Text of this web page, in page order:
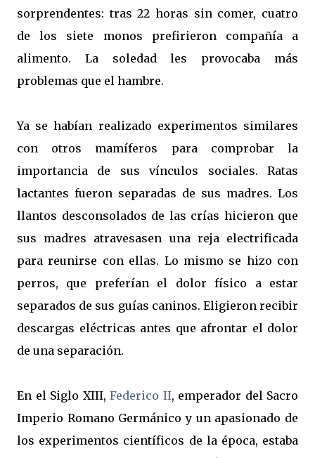
sorprendentes: tras 22 horas sin comer, cuatro
de los siete monos prefirieron compañía a
alimento. La soledad les provocaba más
problemas que el hambre.
Ya se habían realizado experimentos similares
con otros mamíferos para comprobar la
importancia de sus vínculos sociales. Ratas
lactantes fueron separadas de sus madres. Los
llantos desconsolados de las crías hicieron que
sus madres atravesasen una reja electrificada
para reunirse con ellas. Lo mismo se hizo con
perros, que preferían el dolor físico a estar
separados de sus guías caninos. Eligieron recibir
descargas eléctricas antes que afrontar el dolor
de una separación.
En el Siglo XIII, Federico II, emperador del Sacro
Imperio Romano Germánico y un apasionado de
los experimentos científicos de la época, estaba